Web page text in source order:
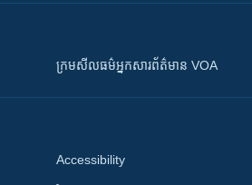
ក្រម​​​សីលធម៌​​​អ្នក​​​សារព័ត៌មាន VOA
Accessibility